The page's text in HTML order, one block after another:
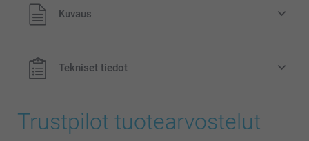
Kaikki hinnat ovat euroina, sisältävät arvonlisäveron ja
eivät sisällä postikuluja.
Kuvaus
Tekniset tiedot
Trustpilot tuotearvostelut